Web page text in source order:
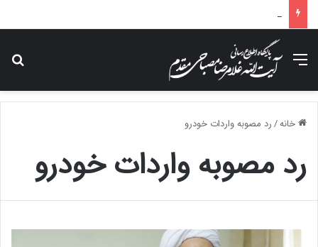
منو
خانه/رد مصوبه واردات خودرو
رد مصوبه واردات خودرو